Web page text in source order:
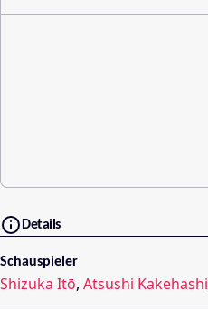
Details
Schauspieler
Shizuka Itō, Atsushi Kakehashi